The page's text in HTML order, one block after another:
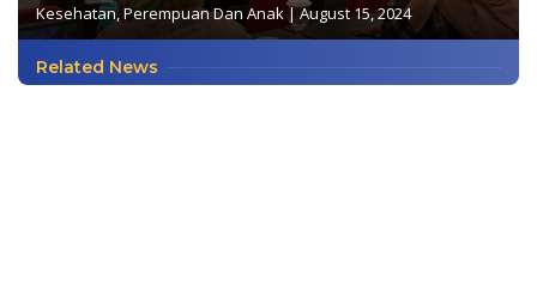
Kesehatan, Perempuan Dan Anak |August 15, 2024
Related News